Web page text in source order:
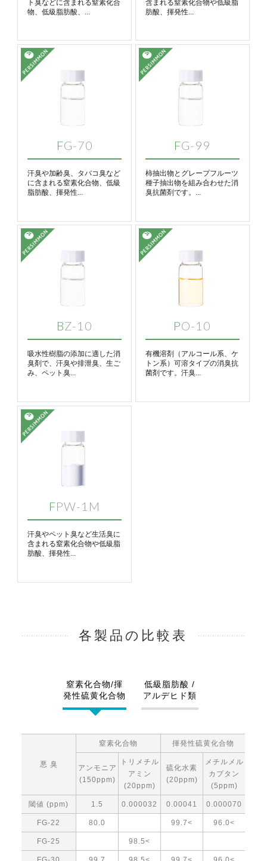
ト臭などに含まれる窒素化合
物、低級脂肪酸、...
含まれる窒素化合物や低級脂
肪酸、揮発性...
FG-70
汗臭や加齢臭、タバコ臭など
に含まれる窒素化合物、低級
脂肪酸、揮発性...
FG-99
柿抽出物とグレープフルーツ
種子抽出物を組み合わせた消
臭抗菌剤です。...
BZ-10
吸水性樹脂の添加に適した消
臭剤で、汗臭や排泄臭、生ご
み、ペット臭...
PO-10
有機溶剤（アルコール系、ケ
トン系）可溶タイプの消臭抗
菌剤です。汗臭...
FPW-1M
汗臭やペット臭など生活臭に
含まれる窒素化合物や低級脂
肪酸、揮発性...
各製品の比較表
窒素化合物/揮
発性硫黄化合物
低級脂肪酸 /
アルデヒド類
悪 臭
窒素化合物 揮発性硫黄化合物
アンモニア
(150ppm)
トリメチル
アミン
(20ppm)
硫化水素
(20ppm)
メチルメル
カプタン
(5ppm)
閾値 (ppm) 1.5 0.000032 0.00041 0.000070
FG-22 80.0 99.7< 96.0<
FG-25 98.5<